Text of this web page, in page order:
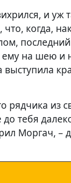
и уж
что, когда,
на шею и
рядчика из
тебя
Моргач, –